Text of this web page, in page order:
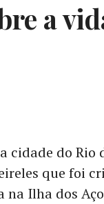
a
cidade do Rio
que foi
Ilha dos